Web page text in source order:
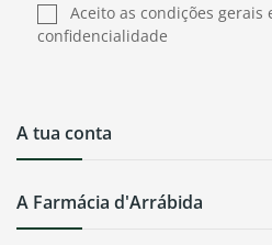
A Farmácia d'Arrábida
A tua conta
Aceito as condições gerais
confidencialidade